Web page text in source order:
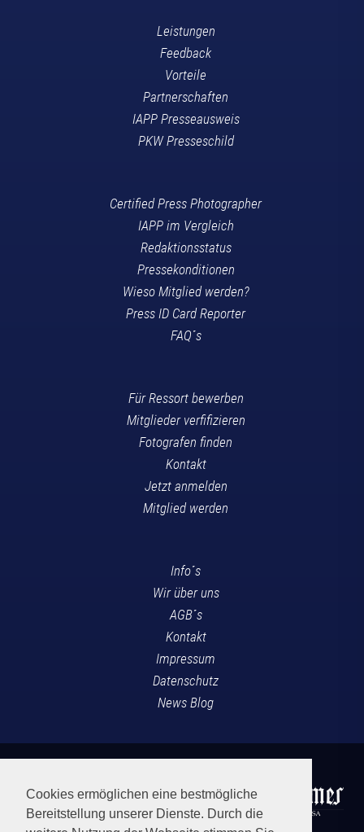
Cookies ermöglichen eine bestmögliche
Bereitstellung unserer Dienste. Durch die
Leistungen
Feedback
Vorteile
Partnerschaften
IAPP Presseausweis
PKW Presseschild
Certified Press Photographer
IAPP im Vergleich
Redaktionsstatus
Pressekonditionen
Wieso Mitglied werden?
Press ID Card Reporter
FAQ´s
Für Ressort bewerben
Mitglieder verfifizieren
Fotografen finden
Kontakt
Jetzt anmelden
Mitglied werden
Info´s
Wir über uns
AGB´s
Kontakt
Impressum
Datenschutz
News Blog